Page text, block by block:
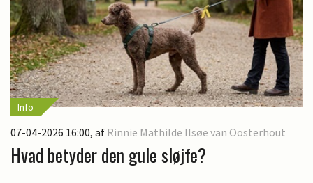
Info
07-04-2026 16:00, af Rinnie Mathilde Ilsøe van Oosterhout
Hvad betyder den gule sløjfe?